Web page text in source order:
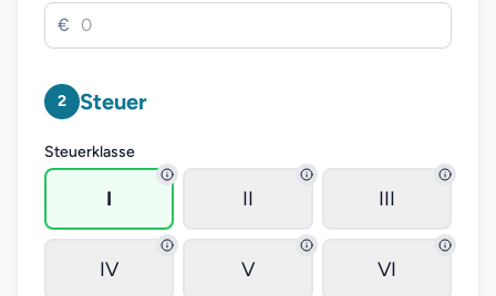
€
2 Steuer
Steuerklasse
I II III
IV V VI